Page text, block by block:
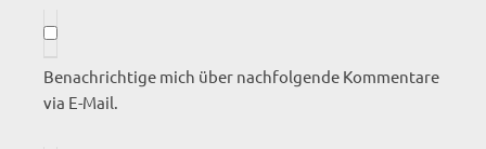
Benachrichtige mich über nachfolgende Kommentare
via E-Mail.